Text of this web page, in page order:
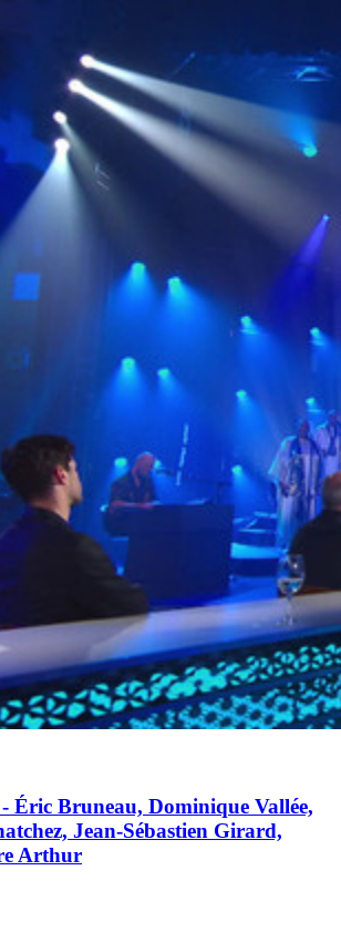
Éric Bruneau, Dominique Vallée,
Jean-Sébastien Girard,
Arthur